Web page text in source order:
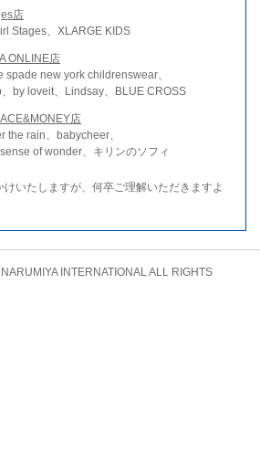
店
Stages、XLARGE KIDS
ONLINE店
spade new york childrenswear、
by loveit、Lindsay、BLUE CROSS
店
the rain、babycheer、
of wonder、キリンのソフィ
いたしますが、何卒ご理解いただきますよ